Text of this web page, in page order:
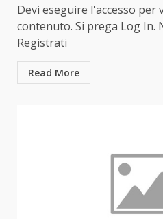
Devi eseguire l'accesso per
contenuto. Si prega Log In.
Registrati
Read More